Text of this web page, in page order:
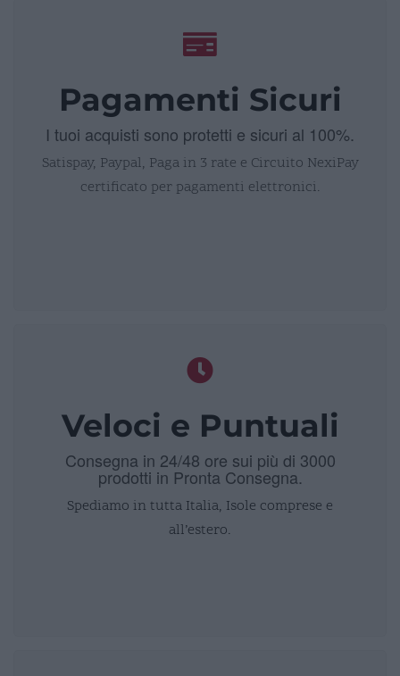
Pagamenti Sicuri
I tuoi acquisti sono protetti e sicuri al 100%.
Satispay, Paypal, Paga in 3 rate e Circuito NexiPay
certificato per pagamenti elettronici.
Veloci e Puntuali
Consegna in 24/48 ore sui più di 3000
prodotti in Pronta Consegna.
Spediamo in tutta Italia, Isole comprese e
all’estero.